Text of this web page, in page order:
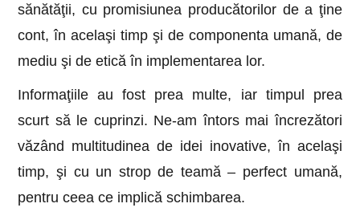
sănătăţii, cu promisiunea producătorilor de a ţine
cont, în acelaşi timp şi de componenta umană, de
mediu şi de etică în implementarea lor.
Informaţiile au fost prea multe, iar timpul prea
scurt să le cuprinzi. Ne-am întors mai încrezători
văzând multitudinea de idei inovative, în acelaşi
timp, şi cu un strop de teamă – perfect umană,
pentru ceea ce implică schimbarea.